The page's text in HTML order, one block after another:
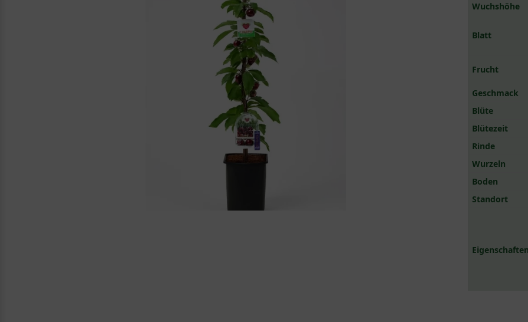
Wuchshöhe
Blatt
Frucht
Geschmack
Blüte
Blütezeit
Rinde
Wurzeln
Boden
Standort